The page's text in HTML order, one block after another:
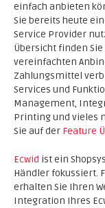
einfach anbieten
Sie bereits heute
Service Provider
Übersicht finden
vereinfachten
Zahlungsmittel
Services und
Management,
Printing und vieles
Sie auf der Feature
Ecwid ist ein
Händler fokussiert.
erhalten Sie Ihren
Integration Ihres